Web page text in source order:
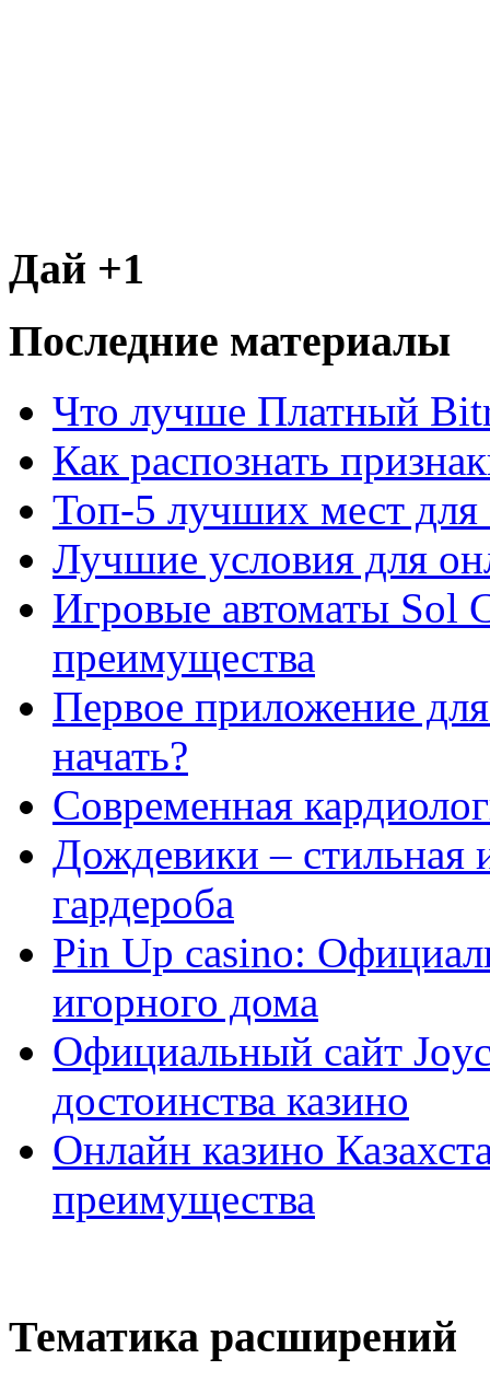
Дай +1
Последние материалы
Что лучше Платный
Как распознать
Топ-5 лучших мест для
Лучшие условия для
Игровые автоматы Sol
преимущества
Первое приложение
начать?
Современная
Дождевики – стильная
гардероба
Pin Up casino:
игорного дома
Официальный сайт
достоинства казино
Онлайн казино
преимущества
Тематика расширений